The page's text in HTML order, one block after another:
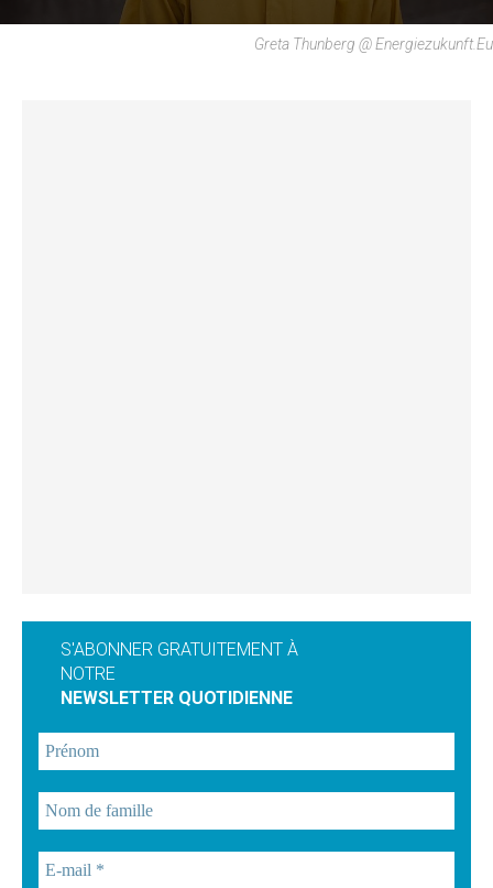
Greta Thunberg @ Energiezukunft.eu
S'ABONNER GRATUITEMENT À
NOTRE
NEWSLETTER QUOTIDIENNE